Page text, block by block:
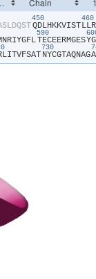
​S​​L​​D​​Q​​S​​T​
450
​Q​​D​​L​​H​​K​​K​​V​​I​​S​​T​​L​​L​​R​
​N​​R​​I​​Y​​G​​F​​L​
590
​T​​E​​C​​E​​E​​R​​M​​G​​E​​S​​Y​​G​
​L​​I​​T​​V​​F​​S​​A​​T​
730
​N​​Y​​C​​G​​T​​A​​Q​​N​​A​​G​​A​